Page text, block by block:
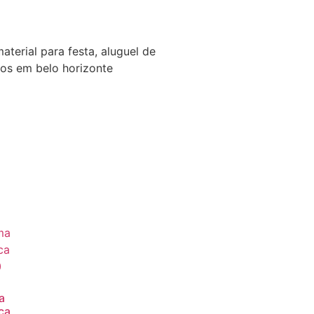
para festa, aluguel de
em belo horizonte